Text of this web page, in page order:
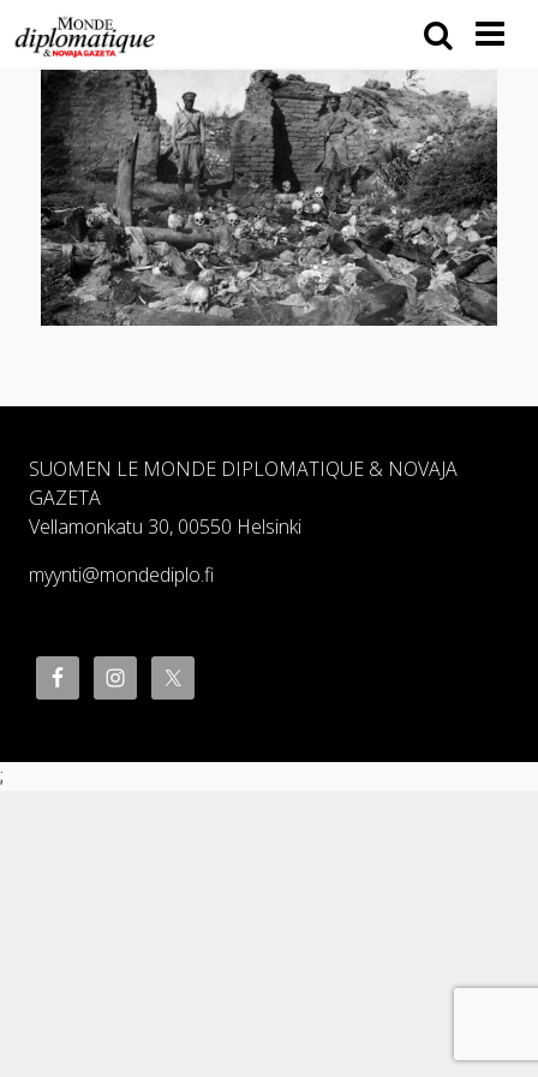
SUOMEN LE MONDE DIPLOMATIQUE & NOVAJA
GAZETA
Vellamonkatu 30, 00550 Helsinki
myynti@mondediplo.fi
;